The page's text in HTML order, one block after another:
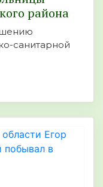
района
санитарной